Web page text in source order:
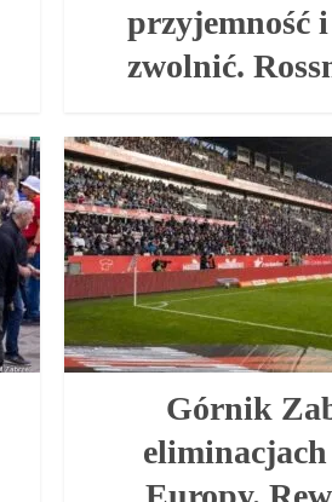
przyjemność
zwolnić.
Górnik